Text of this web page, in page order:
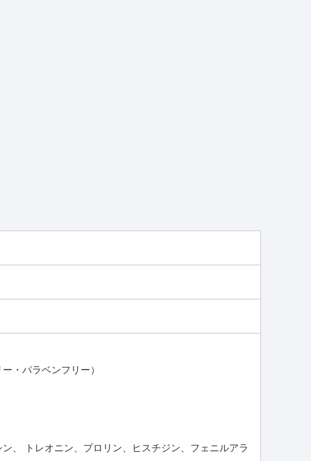
・パラベンフリー）
、 トレオニン、プロリン、ヒスチジン、フェニルアラ